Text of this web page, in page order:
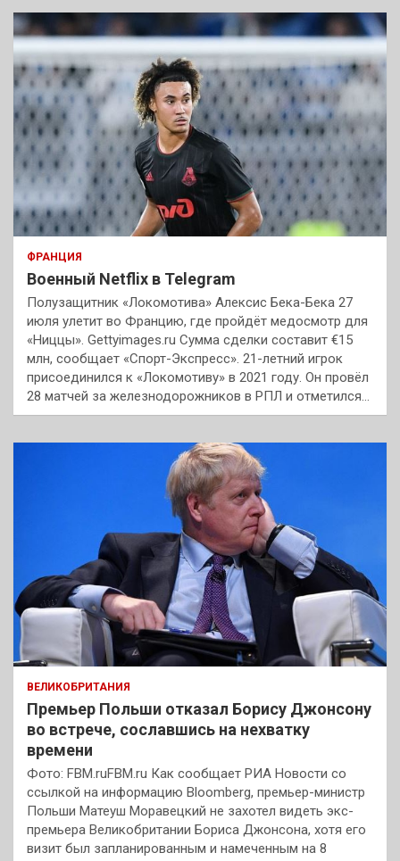
ФРАНЦИЯ
Военный Netflix в Telegram
Полузащитник «Локомотива» Алексис Бека-Бека 27
июля улетит во Францию, где пройдёт медосмотр для
«Ниццы». Gettyimages.ru Сумма сделки составит €15
млн, сообщает «Спорт-Экспресс». 21-летний игрок
присоединился к «Локомотиву» в 2021 году. Он провёл
28 матчей за железнодорожников в РПЛ и отметился…
ВЕЛИКОБРИТАНИЯ
Премьер Польши отказал Борису Джонсону
во встрече, сославшись на нехватку
времени
Фото: FBM.ruFBM.ru Как сообщает РИА Новости со
ссылкой на информацию Bloomberg, премьер-министр
Польши Матеуш Моравецкий не захотел видеть экс-
премьера Великобритании Бориса Джонсона, хотя его
визит был запланированным и намеченным на 8